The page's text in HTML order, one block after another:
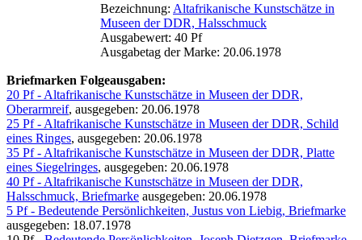
Bezeichnung: Altafrikanische Kunstschätze in
Museen der DDR, Halsschmuck
Ausgabewert: 40 Pf
Ausgabetag der Marke: 20.06.1978
Briefmarken Folgeausgaben:
20 Pf - Altafrikanische Kunstschätze in Museen der DDR,
Oberarmreif, ausgegeben: 20.06.1978
25 Pf - Altafrikanische Kunstschätze in Museen der DDR, Schild
eines Ringes, ausgegeben: 20.06.1978
35 Pf - Altafrikanische Kunstschätze in Museen der DDR, Platte
eines Siegelringes, ausgegeben: 20.06.1978
40 Pf - Altafrikanische Kunstschätze in Museen der DDR,
Halsschmuck, Briefmarke ausgegeben: 20.06.1978
5 Pf - Bedeutende Persönlichkeiten, Justus von Liebig, Briefmarke
ausgegeben: 18.07.1978